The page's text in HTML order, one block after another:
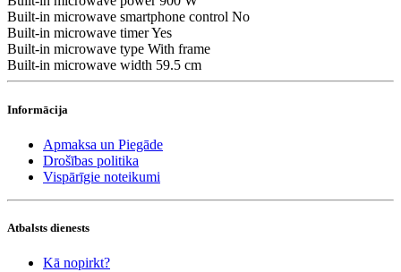
Built-in microwave smartphone control No
Built-in microwave timerYes
Built-in microwave type With frame
Built-in microwave width 59.5 cm
Informācija
Apmaksa un Piegāde
Drošības politika
Vispārīgie noteikumi
Atbalsts dienests
Kā nopirkt?